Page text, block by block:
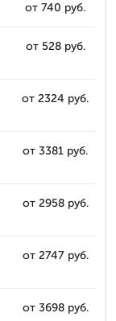
от 740 руб.
от 528 руб.
от 2324 руб.
от 3381 руб.
от 2958 руб.
от 2747 руб.
от 3698 руб.